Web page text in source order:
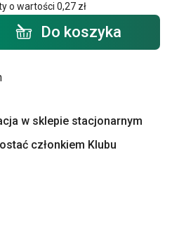
o wartości 0,27 zł
Do koszyka
w sklepie stacjonarnym
członkiem Klubu